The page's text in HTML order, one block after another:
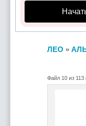
ЛЕО »
Файл 10 из 113